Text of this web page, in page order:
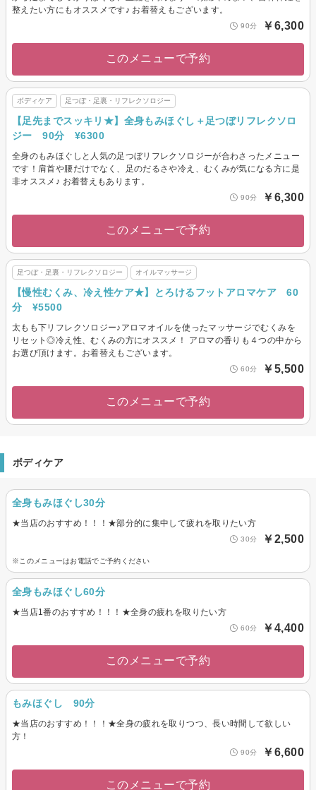
整えたい方にもオススメです♪ お着替えもございます。
90分 ￥6,300
このメニューで予約
ボディケア 足つぼ・足裏・リフレクソロジー
【足先までスッキリ★】全身もみほぐし＋足つぼリフレクソロ
ジー 90分 ¥6300
全身のもみほぐしと人気の足つぼリフレクソロジーが合わさったメニュー
です！肩首や腰だけでなく、足のだるさや冷え、むくみが気になる方に是
非オススメ♪ お着替えもあります。
90分 ￥6,300
このメニューで予約
足つぼ・足裏・リフレクソロジー オイルマッサージ
【慢性むくみ、冷え性ケア★】とろけるフットアロマケア 60
分 ¥5500
太もも下リフレクソロジー♪アロマオイルを使ったマッサージでむくみを
リセット◎冷え性、むくみの方にオススメ！ アロマの香りも４つの中から
お選び頂けます。お着替えもございます。
60分 ￥5,500
このメニューで予約
ボディケア
全身もみほぐし30分
★当店のおすすめ！！！★部分的に集中して疲れを取りたい方
30分 ￥2,500
※このメニューはお電話でご予約ください
全身もみほぐし60分
★当店1番のおすすめ！！！★全身の疲れを取りたい方
60分 ￥4,400
このメニューで予約
もみほぐし 90分
★当店のおすすめ！！！★全身の疲れを取りつつ、長い時間して欲しい
方！
90分 ￥6,600
このメニューで予約